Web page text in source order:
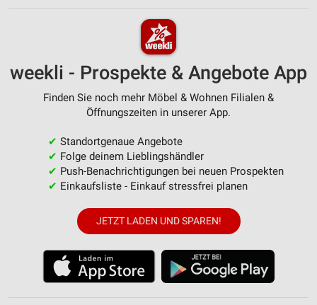
weekli - Prospekte & Angebote App
Finden Sie noch mehr Möbel & Wohnen Filialen &
Öffnungszeiten in unserer App.
✔ Standortgenaue Angebote
✔ Folge deinem Lieblingshändler
✔ Push-Benachrichtigungen bei neuen Prospekten
✔ Einkaufsliste - Einkauf stressfrei planen
JETZT LADEN UND SPAREN!